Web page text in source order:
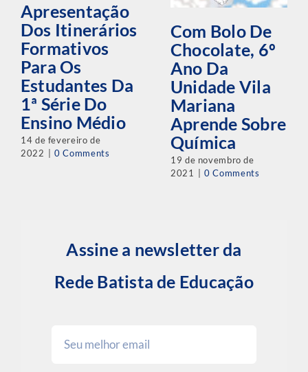
Apresentação
Dos Itinerários
Formativos
Para Os
Estudantes Da
1ª Série Do
Ensino Médio
14 de fevereiro de
2022
0 Comments
Com Bolo De
Chocolate, 6º
Ano Da
Unidade Vila
Mariana
Aprende Sobre
Química
19 de novembro de
2021
0 Comments
Assine a newsletter da
Rede Batista de Educação